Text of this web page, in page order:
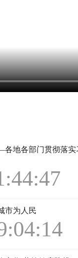
地各部门贯彻落
市为人民